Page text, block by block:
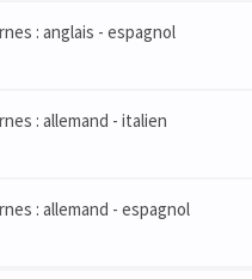
: anglais - espagnol
: allemand - italien
: allemand - espagnol